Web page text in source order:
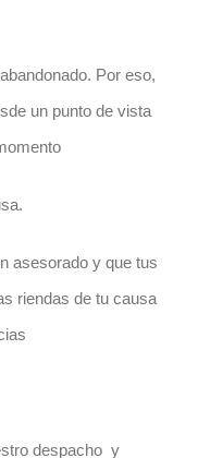
Por eso,
un punto de vista
asesorado y que tus
riendas de tu causa
despacho y